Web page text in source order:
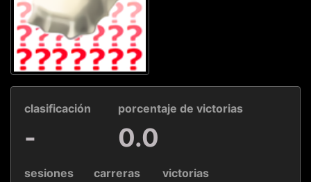
clasificación
-
porcentaje de victorias
0.0
sesiones carreras victorias